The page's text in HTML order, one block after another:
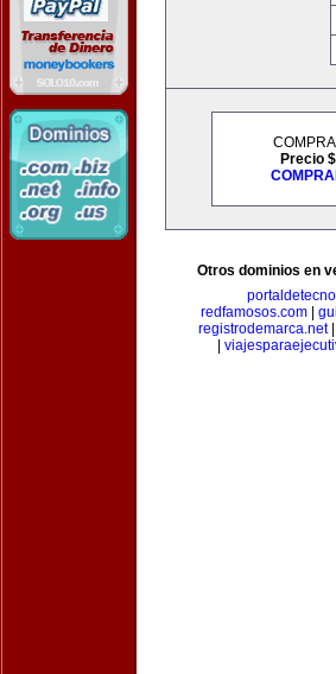
Precio $
Otros dominios en
redfamosos.com|
registrodemarca.net|